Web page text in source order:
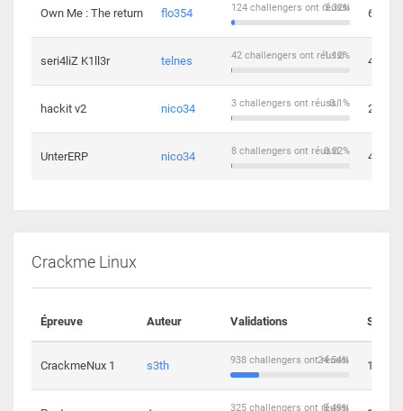
Own Me : The return flo354 3.32%
124 challengers ont réussi 6
seri4liZ K1ll3r telnes 1.12%
42 challengers ont réussi 4
hackit v2 nico34 0.1%
3 challengers ont réussi 2
UnterERP nico34 0.22%
8 challengers ont réussi 4
Crackme Linux
Épreuve Auteur Validations
CrackmeNux 1 s3th 24.54%
938 challengers ont réussi 14
8.49%
325 challengers ont réussi